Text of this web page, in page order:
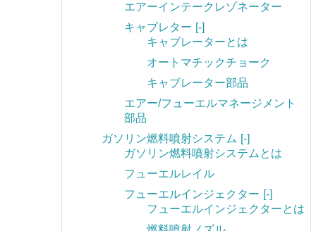
エアーインテークレゾネーター
キャブレター [-]
キャブレーターとは
オートマチックチョーク
キャブレーター部品
エアー/フューエルマネージメント
部品
ガソリン燃料噴射システム [-]
ガソリン燃料噴射システムとは
フューエルレイル
フューエルインジェクター [-]
フューエルインジェクターとは